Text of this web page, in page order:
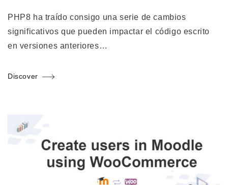
PHP8 ha traído consigo una serie de cambios
significativos que pueden impactar el código escrito
en versiones anteriores…
Discover